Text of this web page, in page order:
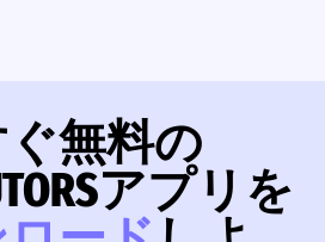
無料の
アプリを